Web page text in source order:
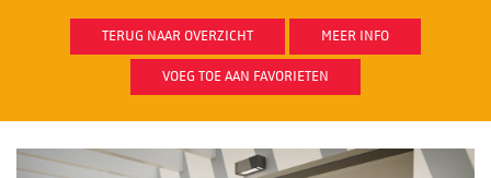
TERUG NAAR OVERZICHT MEER INFO
VOEG TOE AAN FAVORIETEN